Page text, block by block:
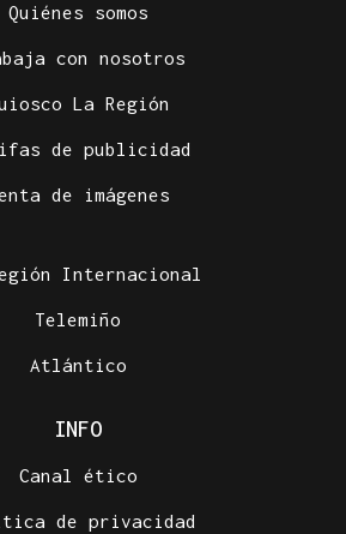
Quiénes somos
con nosotros
La Región
de publicidad
de imágenes
Internacional
Telemiño
Atlántico
INFO
Canal ético
de privacidad